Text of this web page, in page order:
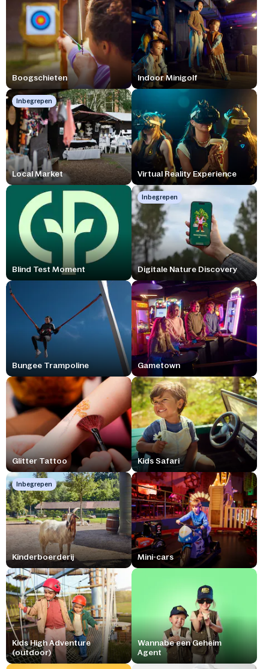
Boogschieten Indoor Minigolf
Inbegrepen
Local Market Virtual Reality Experience
Blind Test Moment
Inbegrepen
Digitale Nature Discovery
Bungee Trampoline Gametown
Glitter Tattoo Kids Safari
Inbegrepen
Kinderboerderij Mini-cars
Kids High Adventure
(outdoor)
Wannabe een Geheim
Agent